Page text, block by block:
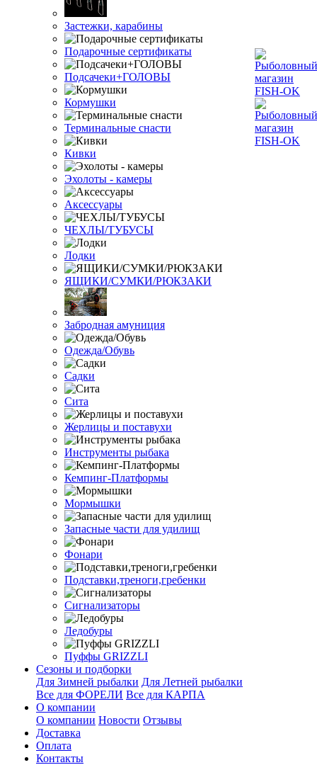
Застежки, карабины
Подарочные сертификаты
Подсачеки+ГОЛОВЫ
Кормушки
Терминальные снасти
Кивки
Эхолоты - камеры
Аксессуары
ЧЕХЛЫ/ТУБУСЫ
Лодки
ЯЩИКИ/СУМКИ/РЮКЗАКИ
Забродная амуниция
Одежда/Обувь
Садки
Сита
Жерлицы и поставухи
Инструменты рыбака
Кемпинг-Платформы
Мормышки
Запасные части для удилищ
Фонари
Подставки,треноги,гребенки
Сигнализаторы
Ледобуры
Пуффы GRIZZLI
Сезоны и подборки
Для Зимней рыбалки Для Летней рыбалки
Все для ФОРЕЛИ Все для КАРПА
О компании
О компании Новости Отзывы
Доставка
Оплата
Контакты